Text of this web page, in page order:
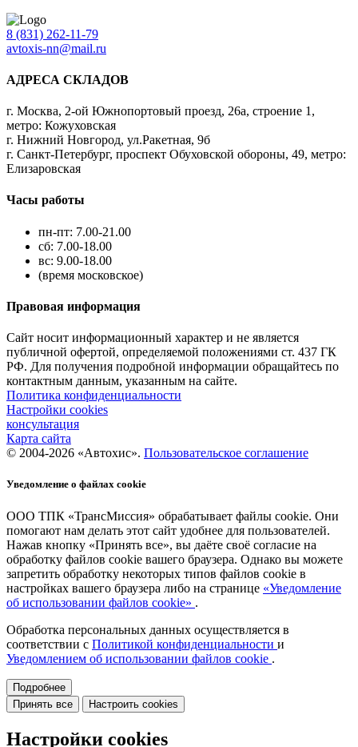
8 (831) 262-11-79
avtoxis-nn@mail.ru
АДРЕСА СКЛАДОВ
г. Москва, 2-ой Южнопортовый проезд, 26а, строение 1,
метро: Кожуховская
г. Нижний Новгород, ул.Ракетная, 9б
г. Санкт-Петербург, проспект Обуховской обороны, 49, метро:
Елизаровская
Часы работы
пн-пт: 7.00-21.00
сб: 7.00-18.00
вс: 9.00-18.00
(время московское)
Правовая информация
Сайт носит информационный характер и не является
публичной офертой, определяемой положениями ст. 437 ГК
РФ. Для получения подробной информации обращайтесь по
контактным данным, указанным на сайте.
Политика конфиденциальности
Настройки cookies
консультация
Карта сайта
© 2004-2026 «Автохис». Пользовательское соглашение
Уведомление о файлах cookie
ООО ТПК «ТрансМиссия» обрабатывает файлы cookie. Они
помогают нам делать этот сайт удобнее для пользователей.
Нажав кнопку «Принять все», вы даёте своё согласие на
обработку файлов cookie вашего браузера. Однако вы можете
запретить обработку некоторых типов файлов cookie в
настройках вашего браузера либо на странице «Уведомление
об использовании файлов cookie» .
Обработка персональных данных осуществляется в
соответствии с Политикой конфиденциальности и
Уведомлением об использовании файлов cookie .
Подробнее
Принять все
Настроить cookies
Настройки cookies